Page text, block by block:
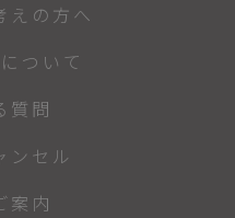
えの方へ
ついて
質問
ンセル
案内